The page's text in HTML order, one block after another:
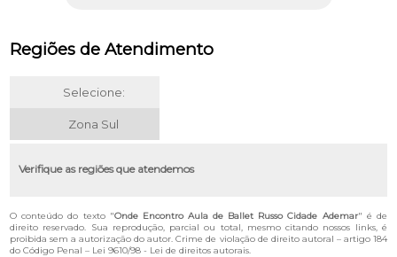
Regiões de Atendimento
Selecione:
Zona Sul
Verifique as regiões que atendemos
O conteúdo do texto "Onde Encontro Aula de Ballet Russo Cidade Ademar" é de
direito reservado. Sua reprodução, parcial ou total, mesmo citando nossos links, é
proibida sem a autorização do autor. Crime de violação de direito autoral – artigo 184
do Código Penal – Lei 9610/98 - Lei de direitos autorais.